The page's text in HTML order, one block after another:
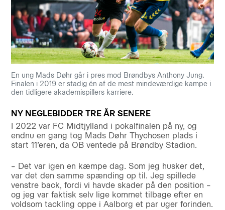
En ung Mads Døhr går i pres mod Brøndbys Anthony Jung.
Finalen i 2019 er stadig én af de mest mindeværdige kampe i
den tidligere akademispillers karriere.
NY NEGLEBIDDER TRE ÅR SENERE
I 2022 var FC Midtjylland i pokalfinalen på ny, og
endnu en gang tog Mads Døhr Thychosen plads i
start 11’eren, da OB ventede på Brøndby Stadion.
– Det var igen en kæmpe dag. Som jeg husker det,
var det den samme spænding op til. Jeg spillede
venstre back, fordi vi havde skader på den position –
og jeg var faktisk selv lige kommet tilbage efter en
voldsom tackling oppe i Aalborg et par uger forinden.